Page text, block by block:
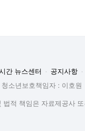
간 뉴스센터 공지사항
청소년보호책임자 : 이호원
법적 책임은 자료제공사